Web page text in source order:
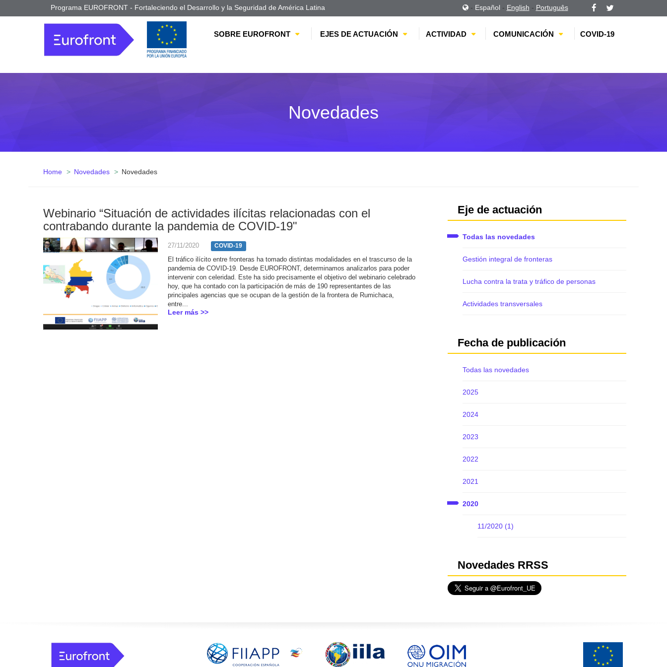
Programa EUROFRONT - Fortaleciendo el Desarrollo y la Seguridad de América Latina - Español - English - Português
SOBRE EUROFRONT EJES DE ACTUACIÓN ACTIVIDAD COMUNICACIÓN COVID-19
Novedades
Home Novedades Novedades
Webinario “Situación de actividades ilícitas relacionadas con el
contrabando durante la pandemia de COVID-19"
27/11/2020 COVID-19
El tráfico ilícito entre fronteras ha tomado distintas modalidades en el trascurso de la
pandemia de COVID-19. Desde EUROFRONT, determinamos analizarlos para poder
intervenir con celeridad. Este ha sido precisamente el objetivo del webinario celebrado
hoy, que ha contado con la participación de más de 190 representantes de las
principales agencias que se ocupan de la gestión de la frontera de Rumichaca,
entre...
Leer más >>
Eje de actuación
Todas las novedades
Gestión integral de fronteras
Lucha contra la trata y tráfico de personas
Actividades transversales
Fecha de publicación
Todas las novedades
2025
2024
2023
2022
2021
2020
11/2020 (1)
Novedades RRSS